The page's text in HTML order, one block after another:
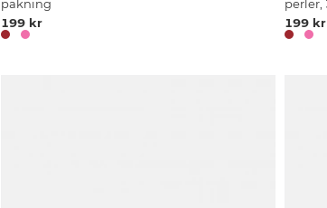
pakning
199 kr
perler,
199 kr